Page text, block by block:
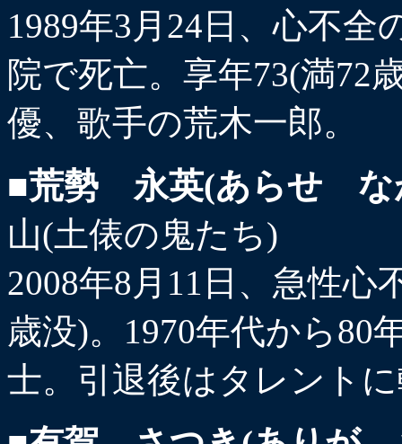
1989年3月24日、心不
院で死亡。享年73(満72
優、歌手の荒木一郎。
■荒勢 永英(あらせ な
山(土俵の鬼たち)
2008年8月11日、急性心
歳没)。1970年代から80
士。引退後はタレント